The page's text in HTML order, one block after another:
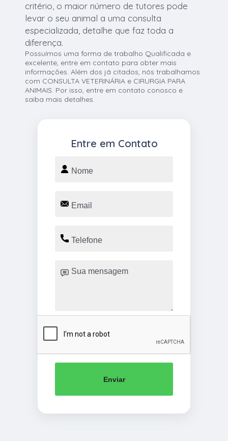
critério, o maior número de tutores pode
levar o seu animal a uma consulta
especializada, detalhe que faz toda a
diferença.
Possuímos uma forma de trabalho Qualificada e
excelente, entre em contato para obter mais
informações. Além dos já citados, nós trabalhamos
com CONSULTA VETERINÁRIA e CIRURGIA PARA
ANIMAIS. Por isso, entre em contato conosco e
saiba mais detalhes.
Entre em Contato
Enviar